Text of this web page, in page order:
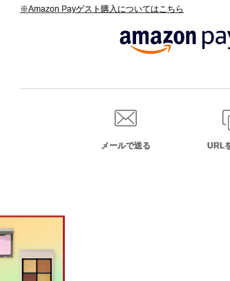
※Amazon Payゲスト購入についてはこちら
メールで送る URL